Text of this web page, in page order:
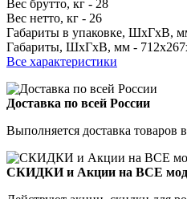
Вес брутто, кг - 28
Вес нетто, кг - 26
Габариты в упаковке, ШхГхВ,
Габариты, ШхГхВ, мм -
Все характеристики
Доставка по всей России
Выполняется доставка товаров
СКИДКИ и Акции на ВСЕ